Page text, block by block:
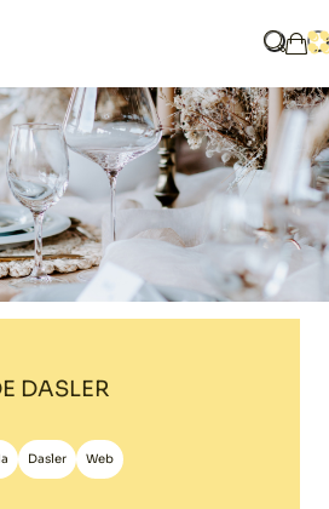
¿Qué
Mi
DASLER
Dasler Web